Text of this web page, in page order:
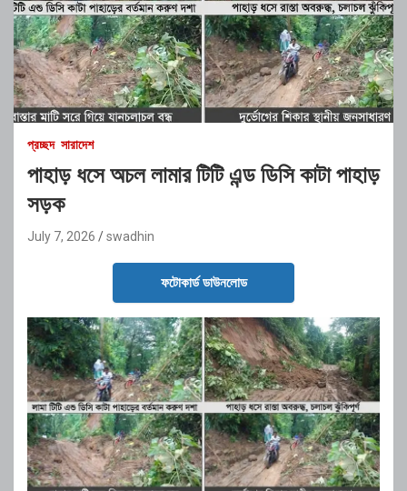
প্রচ্ছদ সারাদেশ
পাহাড় ধসে অচল লামার টিটি এন্ড ডিসি কাটা পাহাড়
সড়ক
July 7, 2026 swadhin
ফটোকার্ড ডাউনলোড